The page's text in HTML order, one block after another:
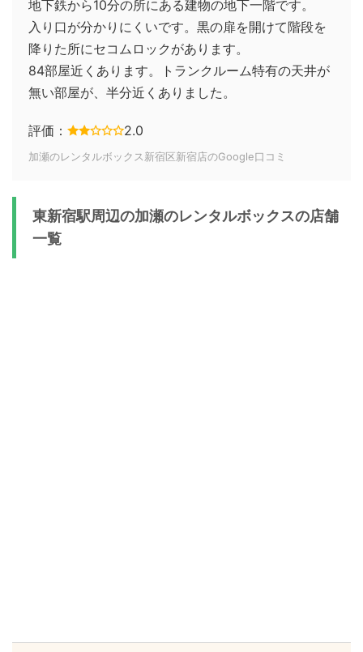
地下鉄から10分の所にある建物の地下一階です。
入り口が分かりにくいです。黒の扉を開けて階段を
降りた所にセコムロックがあります。
84部屋近くあります。トランクルーム特有の天井が
無い部屋が、半分近くありました。
評価： 2.0
加瀬のレンタルボックス新宿区新宿店のGoogle口コミ
東新宿駅周辺の加瀬のレンタルボックスの店舗
一覧